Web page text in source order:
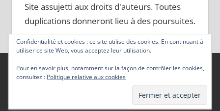
Site assujetti aux droits d'auteurs. Toutes
duplications donneront lieu à des poursuites.
Thème WordPress : Tortuga par ThemeZee.
Confidentialité et cookies : ce site utilise des cookies. En continuant à
utiliser ce site Web, vous acceptez leur utilisation.
Pour en savoir plus, notamment sur la façon de contrôler les cookies,
consultez : Politique relative aux cookies